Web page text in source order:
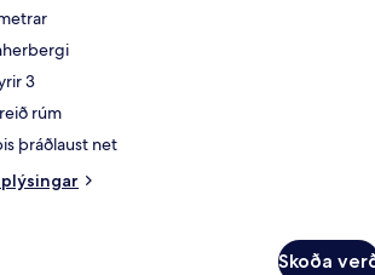
3
rúm
þráðlaust net
Skoða